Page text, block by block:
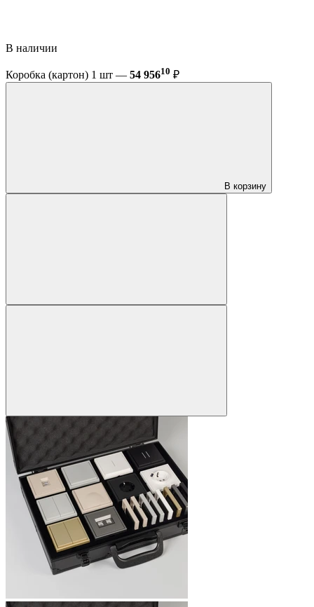
В наличии
Коробка (картон) 1 шт — 54 95610 ₽
В корзину